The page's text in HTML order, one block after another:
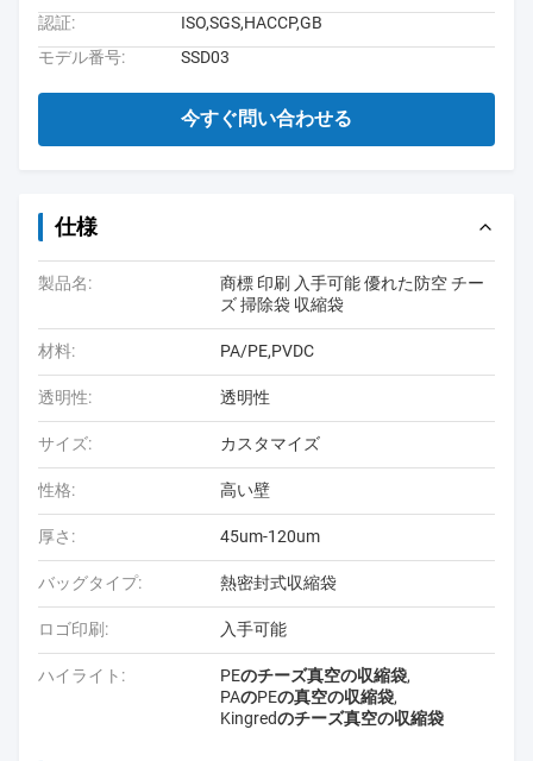
認証:
ISO,SGS,HACCP,GB
モデル番号:
SSD03
今すぐ問い合わせる
仕様
製品名:
商標 印刷 入手可能 優れた防空 チー
ズ 掃除袋 収縮袋
材料: PA/PE,PVDC
透明性: 透明性
サイズ: カスタマイズ
性格: 高い壁
厚さ: 45um-120um
バッグタイプ: 熱密封式収縮袋
ロゴ印刷: 入手可能
ハイライト: PEのチーズ真空の収縮袋,
PAのPEの真空の収縮袋,
Kingredのチーズ真空の収縮袋